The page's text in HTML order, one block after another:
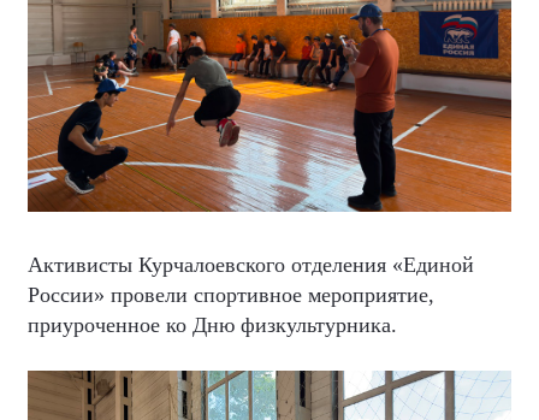
Активисты Курчалоевского отделения «Единой
России» провели спортивное мероприятие,
приуроченное ко Дню физкультурника.